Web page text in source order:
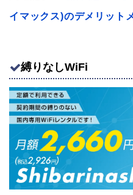
イマックス)のデメリット
縛りなしWiFi